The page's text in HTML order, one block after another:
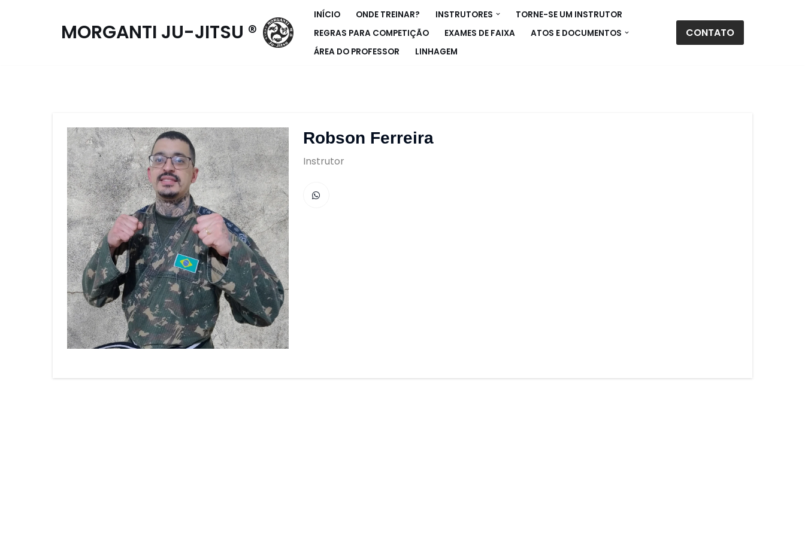
MORGANTI JU-JITSU ®
INÍCIO ONDE TREINAR? INSTRUTORES
TORNE-SE UM INSTRUTOR
REGRAS PARA COMPETIÇÃO
EXAMES DE FAIXA
ATOS E DOCUMENTOS
ÁREA DO PROFESSOR
LINHAGEM
CONTATO
Robson Ferreira
Instrutor